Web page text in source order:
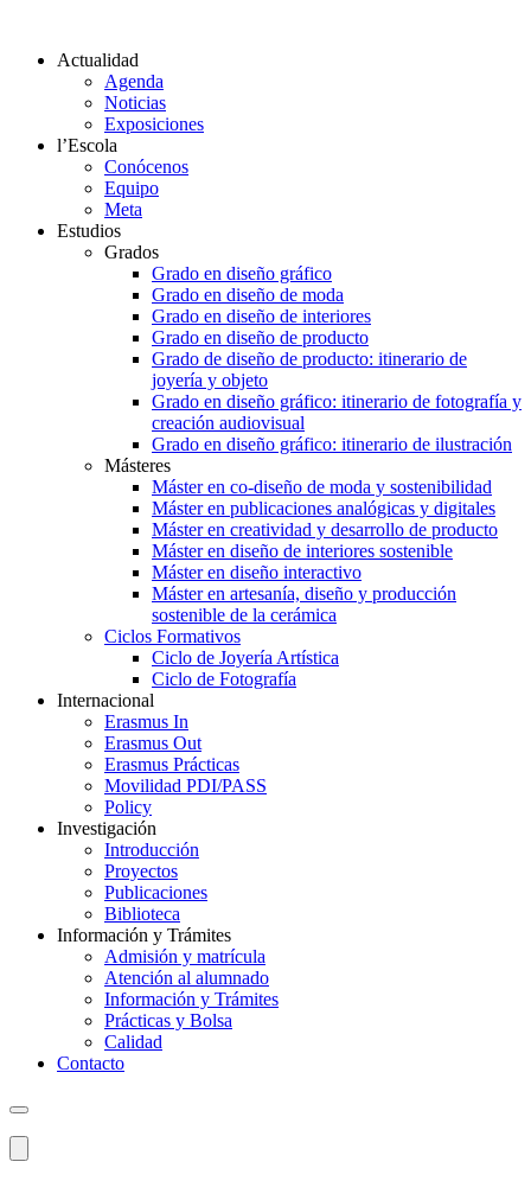
Actualidad
Agenda
Noticias
Exposiciones
l’Escola
Conócenos
Equipo
Meta
Estudios
Grados
Grado en diseño gráfico
Grado en diseño de moda
Grado en diseño de interiores
Grado en diseño de producto
Grado de diseño de producto: itinerario de
joyería y objeto
Grado en diseño gráfico: itinerario de fotografía y
creación audiovisual
Grado en diseño gráfico: itinerario de ilustración
Másteres
Máster en co-diseño de moda y sostenibilidad
Máster en publicaciones analógicas y digitales
Máster en creatividad y desarrollo de producto
Máster en diseño de interiores sostenible
Máster en diseño interactivo
Máster en artesanía, diseño y producción
sostenible de la cerámica
Ciclos Formativos
Ciclo de Joyería Artística
Ciclo de Fotografía
Internacional
Erasmus In
Erasmus Out
Erasmus Prácticas
Movilidad PDI/PASS
Policy
Investigación
Introducción
Proyectos
Publicaciones
Biblioteca
Información y Trámites
Admisión y matrícula
Atención al alumnado
Información y Trámites
Prácticas y Bolsa
Calidad
Contacto